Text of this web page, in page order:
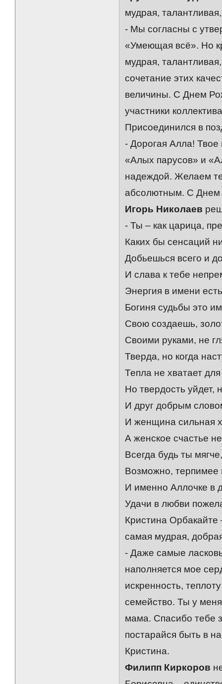
мудрая,
- Мы согласны с
«Умеющая всё». Но
мудрая,
сочетание этих
величины. С Днем
участники
Присоединился в
- Дорогая Алла!
«Алых парусов» и
надеждой. Желаем
абсолютным. С Днем
Игорь Николаев
- Ты – как царица,
Каких бы сенсаций
Добьешься всего и
И слава к тебе
Энергия в имени
Богиня судьбы это
Свою создаешь,
Своими руками, не
Тверда, но когда
Тепла не хватает
Но твердость уйдет,
И друг добрым
И женщина сильная
А женское счастье
Всегда будь ты
Возможно,
И именно Аллочке в
Удачи в любви
Кристина Орбакайте
самая мудрая,
- Даже самые
наполняется мое
искренность,
семейство. Ты у
мама. Спасибо тебе
постарайся быть в
Кристина.
Филипп Киркоров